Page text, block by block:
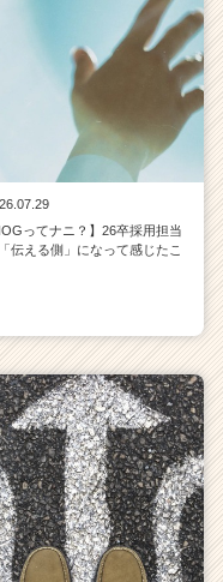
IOGってナニ？】26卒採用担当
伝える側」になって感じたこ